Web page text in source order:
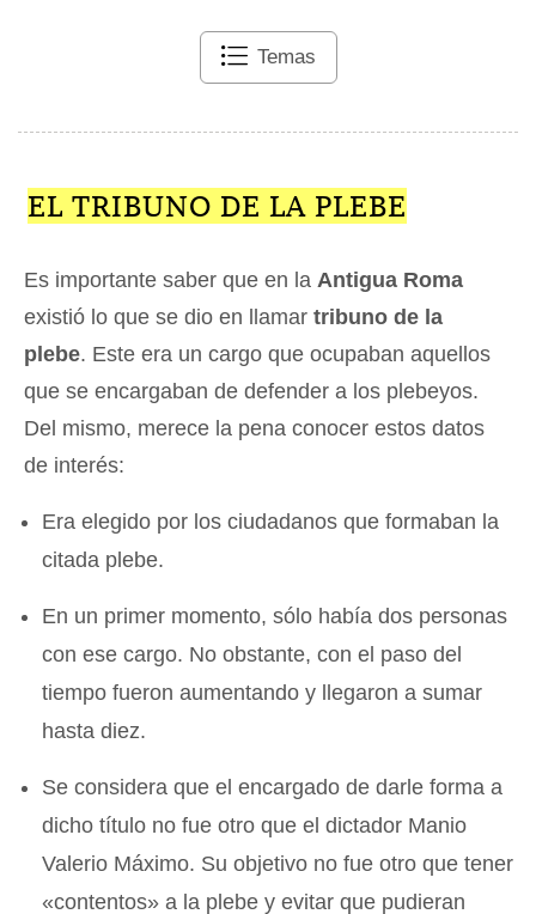
Temas
EL TRIBUNO DE LA PLEBE
Es importante saber que en la Antigua Roma
existió lo que se dio en llamar tribuno de la
plebe. Este era un cargo que ocupaban aquellos
que se encargaban de defender a los plebeyos.
Del mismo, merece la pena conocer estos datos
de interés:
Era elegido por los ciudadanos que formaban la
citada plebe.
En un primer momento, sólo había dos personas
con ese cargo. No obstante, con el paso del
tiempo fueron aumentando y llegaron a sumar
hasta diez.
Se considera que el encargado de darle forma a
dicho título no fue otro que el dictador Manio
Valerio Máximo. Su objetivo no fue otro que tener
«contentos» a la plebe y evitar que pudieran